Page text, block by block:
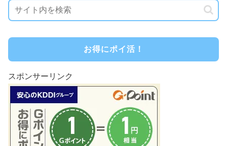
お得にポイ活！
スポンサーリンク